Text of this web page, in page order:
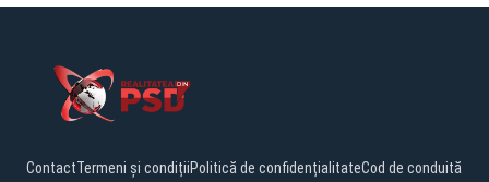
ContactTermeni și condițiiPolitică de confidențialitateCod de conduită